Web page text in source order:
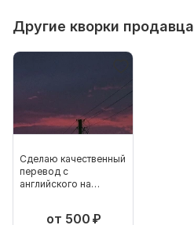
Другие кворки продавца
Сделаю качественный
перевод с
английского на
от 500 ₽